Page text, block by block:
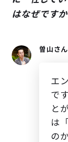
はなぜです
曽山さん
エ
で
と
は
の